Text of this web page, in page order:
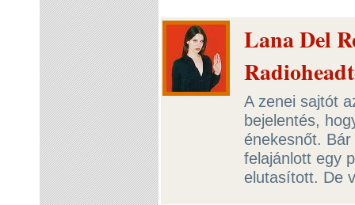
Lana Del
A zenei sajtót
bejelentés,
énekesnőt.
felajánlott egy
elutasított. De